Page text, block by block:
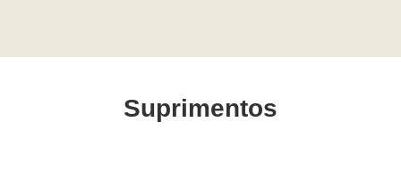
Suprimentos